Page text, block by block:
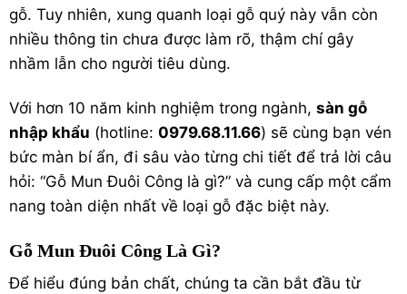
gỗ. Tuy nhiên, xung quanh loại gỗ quý này vẫn còn
nhiều thông tin chưa được làm rõ, thậm chí gây
nhầm lẫn cho người tiêu dùng.
Với hơn 10 năm kinh nghiệm trong ngành, sàn gỗ
nhập khẩu (hotline: 0979.68.11.66) sẽ cùng bạn vén
bức màn bí ẩn, đi sâu vào từng chi tiết để trả lời câu
hỏi: “Gỗ Mun Đuôi Công là gì?” và cung cấp một cẩm
nang toàn diện nhất về loại gỗ đặc biệt này.
Gỗ Mun Đuôi Công Là Gì?
Để hiểu đúng bản chất, chúng ta cần bắt đầu từ